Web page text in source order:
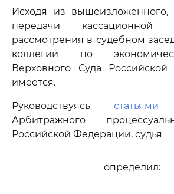
Исходя из вышеизложенного,
передачи
рассмотрения в судебном
коллегии по
Верховного Суда
имеется.
Руководствуясь статьями
Арбитражного
Российской Федерации, судья
определил: